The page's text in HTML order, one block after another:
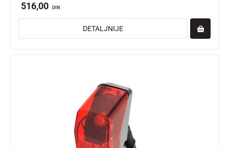
516,00 DIN
DETALJNIJE